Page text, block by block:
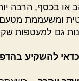
או בכסף, הרבה
ומשעממת מטעם
גם למעטפות
כדאי להשקיע